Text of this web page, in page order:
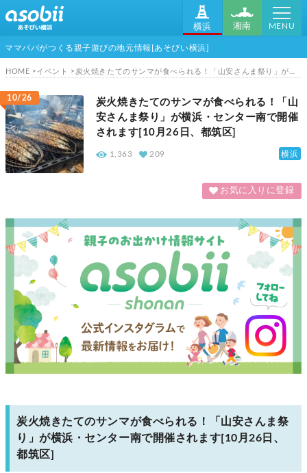
横浜 湘南 MENU
ママパパがつくる親子遊びの地元情報[あそびい横浜]
HOME イベント 炭火焼きたてのサンマが食べられる！「山安さんま祭り」が横浜・センター南で開催されます[10月26日、都筑区]
10/26
炭火焼きたてのサンマが食べられる！「山
安さんま祭り」が横浜・センター南で開催
されます[10月26日、都筑区]
横浜
1,363 209
お気に入りに登録
炭火焼きたてのサンマが食べられる！「山安さんま祭
り」が横浜・センター南で開催されます[10月26日、
都筑区]